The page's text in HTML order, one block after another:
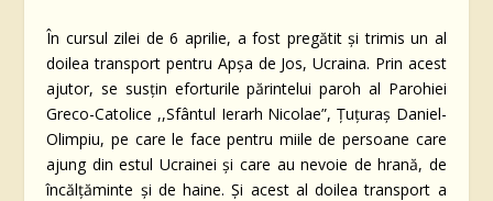
În cursul zilei de 6 aprilie, a fost pregătit și trimis un al
doilea transport pentru Apșa de Jos, Ucraina. Prin acest
ajutor, se susțin eforturile părintelui paroh al Parohiei
Greco-Catolice ,,Sfântul Ierarh Nicolae”, Țuțuraș Daniel-
Olimpiu, pe care le face pentru miile de persoane care
ajung din estul Ucrainei și care au nevoie de hrană, de
încălțăminte și de haine. Și acest al doilea transport a